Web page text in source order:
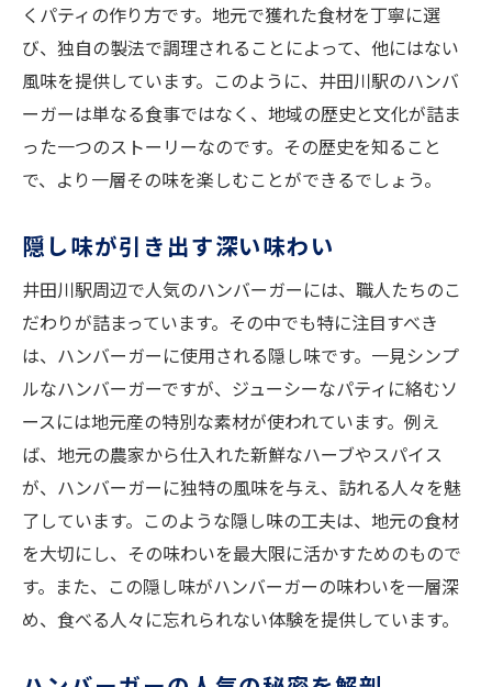
くパティの作り方です。地元で獲れた食材を丁寧に選
び、独自の製法で調理されることによって、他にはない
風味を提供しています。このように、井田川駅のハンバ
ーガーは単なる食事ではなく、地域の歴史と文化が詰ま
った一つのストーリーなのです。その歴史を知ること
で、より一層その味を楽しむことができるでしょう。
隠し味が引き出す深い味わい
井田川駅周辺で人気のハンバーガーには、職人たちのこ
だわりが詰まっています。その中でも特に注目すべき
は、ハンバーガーに使用される隠し味です。一見シンプ
ルなハンバーガーですが、ジューシーなパティに絡むソ
ースには地元産の特別な素材が使われています。例え
ば、地元の農家から仕入れた新鮮なハーブやスパイス
が、ハンバーガーに独特の風味を与え、訪れる人々を魅
了しています。このような隠し味の工夫は、地元の食材
を大切にし、その味わいを最大限に活かすためのもので
す。また、この隠し味がハンバーガーの味わいを一層深
め、食べる人々に忘れられない体験を提供しています。